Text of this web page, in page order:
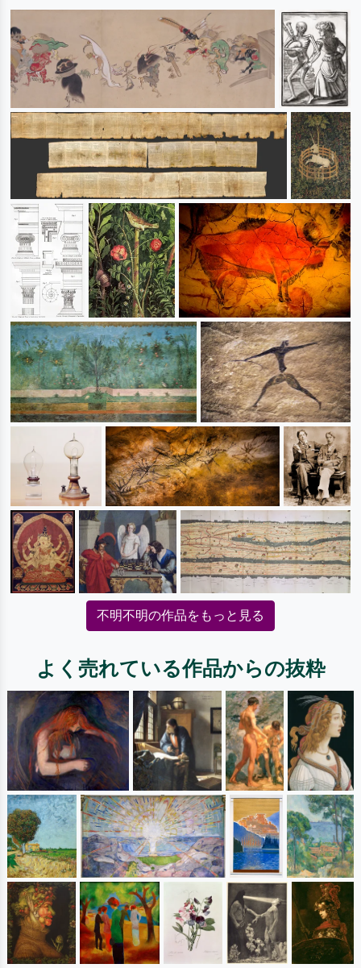
不明不明の作品をもっと見る
よく売れている作品からの抜粋